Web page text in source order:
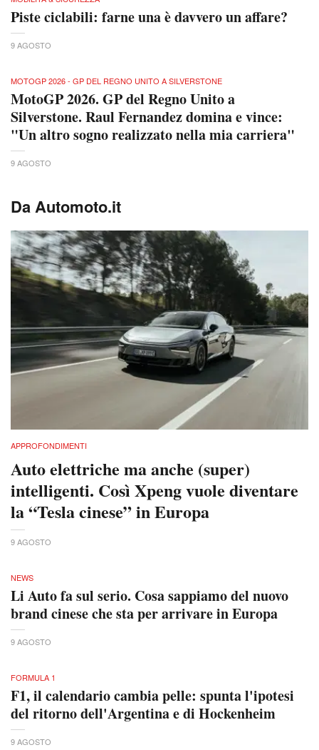
Piste ciclabili: farne una è davvero un affare?
9 AGOSTO
MOTOGP 2026 - GP DEL REGNO UNITO A SILVERSTONE
MotoGP 2026. GP del Regno Unito a
Silverstone. Raul Fernandez domina e vince:
"Un altro sogno realizzato nella mia carriera"
9 AGOSTO
Da Automoto.it
APPROFONDIMENTI
Auto elettriche ma anche (super)
intelligenti. Così Xpeng vuole diventare
la “Tesla cinese” in Europa
9 AGOSTO
NEWS
Li Auto fa sul serio. Cosa sappiamo del nuovo
brand cinese che sta per arrivare in Europa
9 AGOSTO
FORMULA 1
F1, il calendario cambia pelle: spunta l'ipotesi
del ritorno dell'Argentina e di Hockenheim
9 AGOSTO